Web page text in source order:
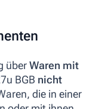
überWaren mit
BGB nicht
die in einer